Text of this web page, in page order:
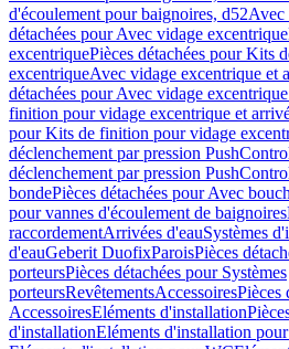
d'écoulement pour baignoires, d52Avec
détachées pour Avec vidage excentrique
excentriquePièces détachées pour Kits
excentriqueAvec vidage excentrique et
détachées pour Avec vidage
finition pour vidage excentrique et
pour Kits de finition pour vidage
déclenchement par pression
déclenchement par pression
bondePièces détachées pour Avec
pour vannes d'écoulement de baignoires
raccordementArrivées d'eauSystèmes
d'eauGeberit DuofixParoisPièces
porteursPièces détachées pour Systèmes
porteursRevêtementsAccessoiresPièces
AccessoiresEléments d'installation
d'installationEléments d'installation